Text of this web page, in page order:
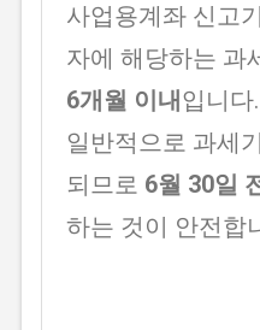
사업용계좌 신고
자에 해당하는 과
6개월 이내입니다.
일반적으로 과세
되므로 6월 30일
하는 것이 안전합